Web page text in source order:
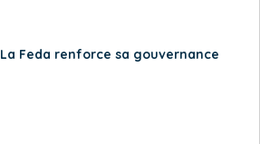
La Feda renforce sa gouvernance